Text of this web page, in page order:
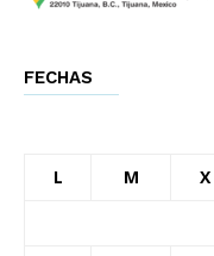
FECHAS
L M X